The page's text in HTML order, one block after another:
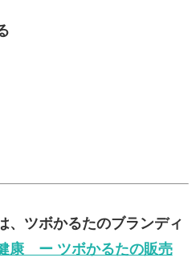
、ツボかるたのブランディ
康 ー ツボかるたの販売